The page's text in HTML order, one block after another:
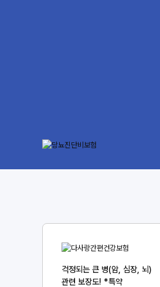
걱정되는 큰 병(암, 심장, 뇌)
관련 보장도! *특약